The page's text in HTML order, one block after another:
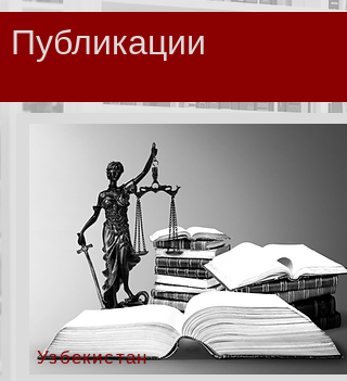
Публикации
Узбекистан